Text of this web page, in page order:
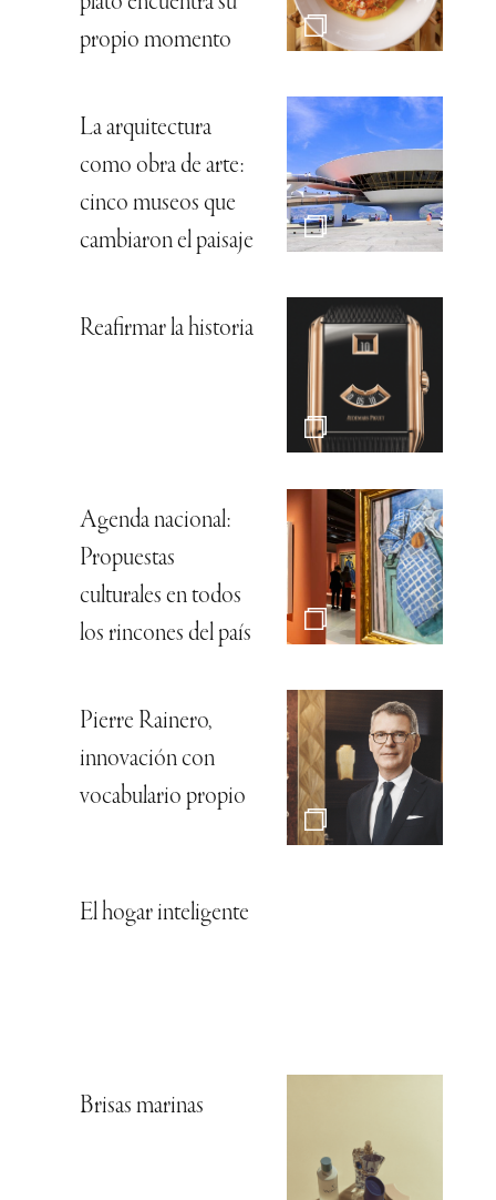
propio momento
La arquitectura
como obra de arte:
cinco museos que
cambiaron el paisaje
Reafirmar la historia
Agenda nacional:
Propuestas
culturales en todos
los rincones del país
Pierre Rainero,
innovación con
vocabulario propio
El hogar inteligente
Brisas marinas